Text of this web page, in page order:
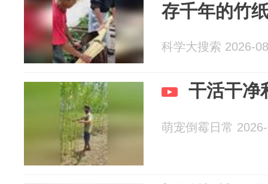
存千年的竹
科学大搜索 2026-
干活干净
萌宠倒霉日常